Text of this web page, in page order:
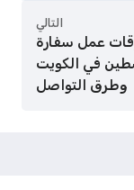
التالي
عمل سفارة
في الكويت
وطرق التواصل